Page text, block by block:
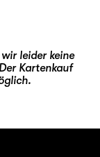
leider keine
Kartenkauf